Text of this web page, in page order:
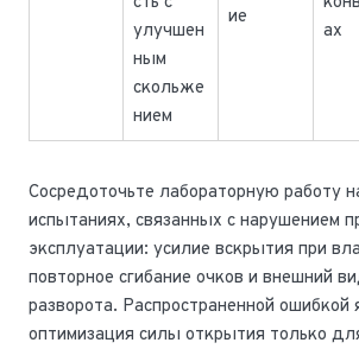
улучшен
ным
скольже
нием
ие
ах
Сосредоточьте лабораторную работу
испытаниях, связанных с нарушением
эксплуатации: усилие вскрытия при
повторное сгибание очков и внешний
разворота. Распространенной ошибкой
оптимизация силы открытия только